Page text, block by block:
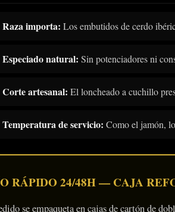
Raza importa: Los embutidos de cerdo
Especiado natural: Sin potenciadores ni
Corte artesanal: El loncheado a cuchillo
Temperatura de servicio: Como el jamón,
RÁPIDO 24/48H — CAJA
se empaqueta en cajas de cartón de